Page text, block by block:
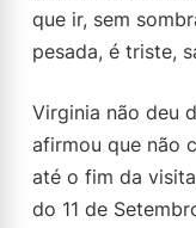
que ir, sem
pesada, é triste,
Virginia não deu
afirmou que não
até o fim da
do 11 de